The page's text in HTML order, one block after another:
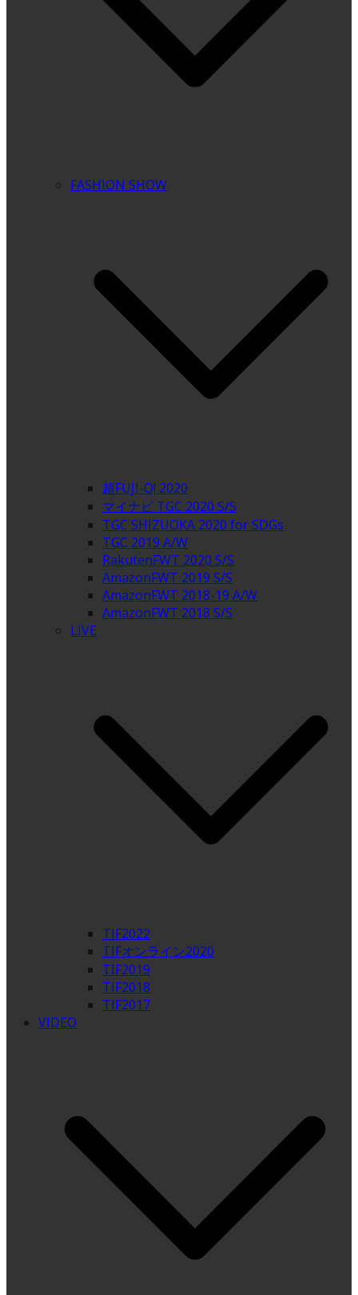
FASHION SHOW
超FUJI-Q! 2020
マイナビ TGC 2020 S/S
TGC SHIZUOKA 2020 for SDGs
TGC 2019 A/W
RakutenFWT 2020 S/S
AmazonFWT 2019 S/S
AmazonFWT 2018-19 A/W
AmazonFWT 2018 S/S
LIVE
TIF2022
TIFオンライン2020
TIF2019
TIF2018
TIF2017
VIDEO